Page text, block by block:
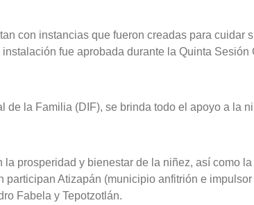
con instancias que fueron creadas para cuidar
fue aprobada durante la Quinta Sesión
la Familia (DIF), se brinda todo el apoyo a la
prosperidad y bienestar de la niñez, así como
Atizapán (municipio anfitrión e
Fabela y Tepotzotlán.